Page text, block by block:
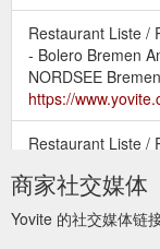
Restaurant Liste /
- Bolero Bremen
NORDSEE
https://
Restaurant Liste /
Schwäbisch, Al-
https://
商家社交媒体
Yovite 的社交媒体链